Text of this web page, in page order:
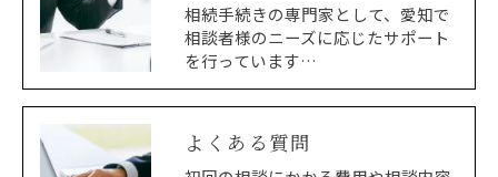
相続手続きの専門家として、愛知で
相談者様のニーズに応じたサポート
を行っています…
よくある質問